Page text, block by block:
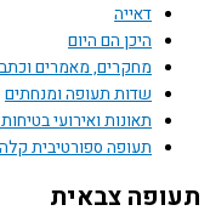
דאייה
היכן הם היום
מחקרים, מאמרים
שדות תעופה ומנחתים
תאונות ואירועי
תעופה ספורטיבית קלה
תעופה צבאית